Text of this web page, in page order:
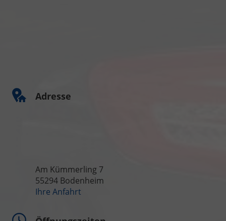
Adresse
Am Kümmerling 7
55294 Bodenheim
Ihre Anfahrt